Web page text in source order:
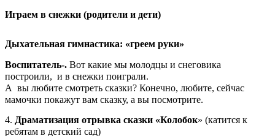
Играем в снежки (родители и дети)
Дыхательная гимнастика: «греем руки»
Воспитатель-. Вот какие мы молодцы и снеговика
построили, и в снежки поиграли.
А вы любите смотреть сказки? Конечно, любите, сейчас
мамочки покажут вам сказку, а вы посмотрите.
4. Драматизация отрывка сказки «Колобок» (катится к
ребятам в детский сад)